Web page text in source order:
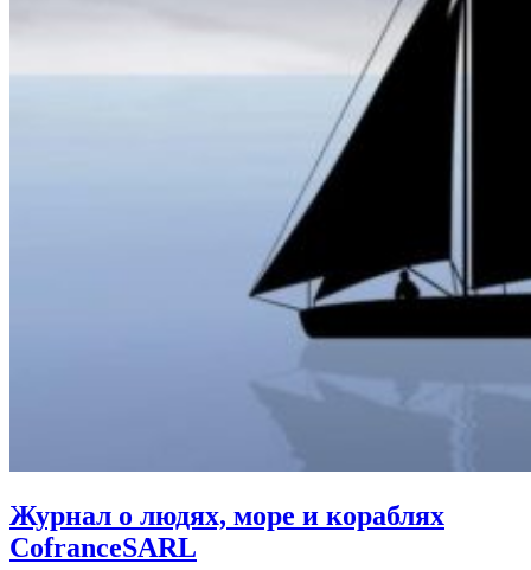
Журнал о людях, море и кораблях
CofranceSARL